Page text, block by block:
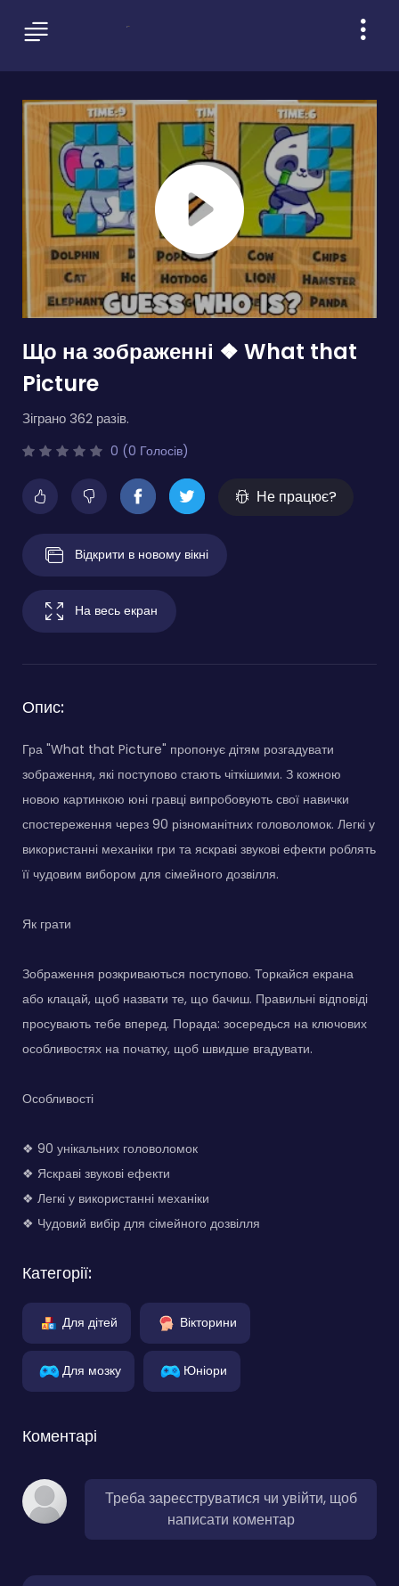
Що на зображенні ❖ What that
Picture
Зіграно 362 разів.
0 (0 Голосів)
Не працює?
Відкрити в новому вікні
На весь екран
Опис:
Гра "What that Picture" пропонує дітям розгадувати
зображення, які поступово стають чіткішими. З кожною
новою картинкою юні гравці випробовують свої навички
спостереження через 90 різноманітних головоломок. Легкі у
використанні механіки гри та яскраві звукові ефекти роблять
її чудовим вибором для сімейного дозвілля.
Як грати
Зображення розкриваються поступово. Торкайся екрана
або клацай, щоб назвати те, що бачиш. Правильні відповіді
просувають тебе вперед. Порада: зосередься на ключових
особливостях на початку, щоб швидше вгадувати.
Особливості
❖ 90 унікальних головоломок
❖ Яскраві звукові ефекти
❖ Легкі у використанні механіки
❖ Чудовий вибір для сімейного дозвілля
Категорії:
Для дітей Вікторини
Для мозку Юніори
Коментарі
Треба зареєструватися чи увійти, щоб
написати коментар